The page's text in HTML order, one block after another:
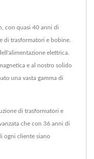
con quasi 40 anni di
di trasformatori e bobine.
elettrica.
e al nostro solido
una vasta gamma di
di trasformatori e
che con 36 anni di
ogni cliente siano